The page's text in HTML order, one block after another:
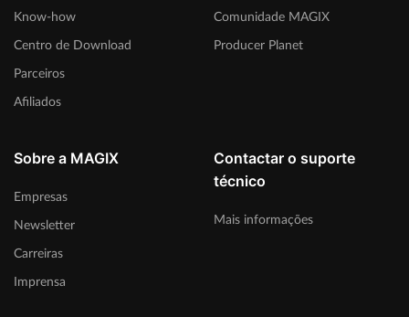
Know-how
Centro de Download
Parceiros
Afiliados
Comunidade MAGIX
Producer Planet
Sobre a MAGIX
Empresas
Newsletter
Carreiras
Imprensa
Contactar o suporte
técnico
Mais informações